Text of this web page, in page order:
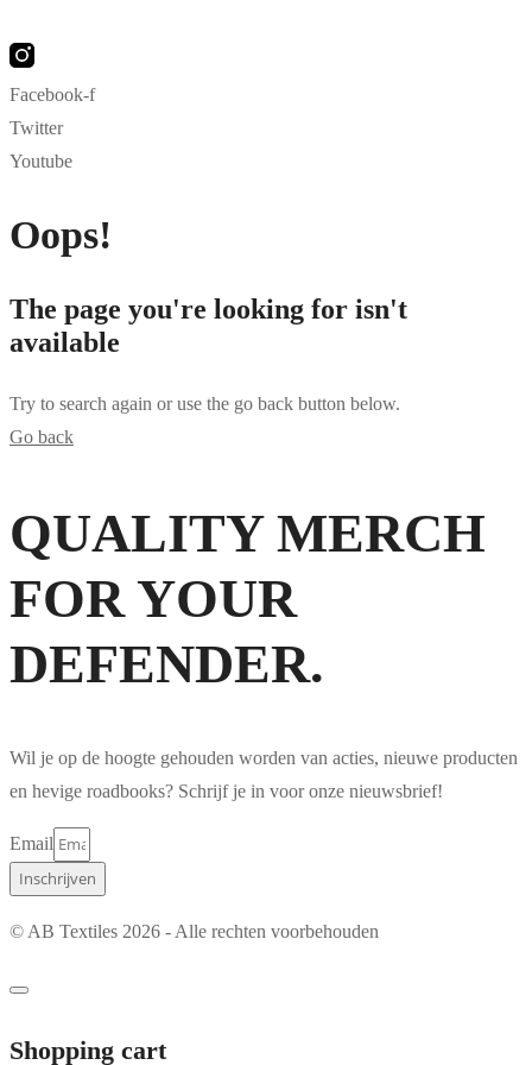
Facebook-f
Twitter
Youtube
Oops!
The page you're looking for isn't
available
Try to search again or use the go back button below.
Go back
QUALITY MERCH
FOR YOUR
DEFENDER.
Wil je op de hoogte gehouden worden van acties, nieuwe producten
en hevige roadbooks? Schrijf je in voor onze nieuwsbrief!
Email
Inschrijven
© AB Textiles 2026 - Alle rechten voorbehouden
Shopping cart